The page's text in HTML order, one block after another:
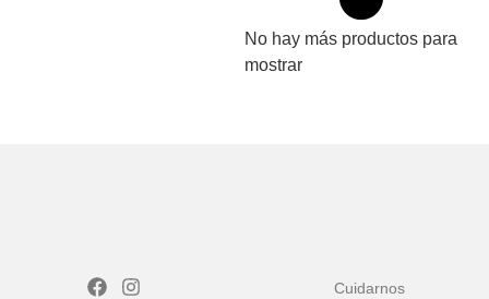
No hay más productos para
mostrar
Cuidarnos